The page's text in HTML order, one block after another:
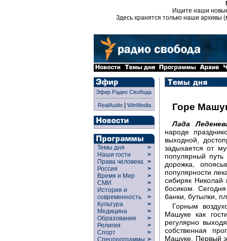
Ищите наши
Здесь хранятся только наши архивы
Эфир Радио Свобода
RealAudio| WinMedia
Темы дня
>
Наши гости
>
Права человека >
Россия
>
Время и Мир
>
СМИ
>
История и
современность
>
>
Культура
>
Медицина
>
Образование
>
Религия
>
Спорт
>
Спецпрограммы >
Горе
Лада
народе
выходной,
задыхается от
популярный
дорожка,
популярности
сибиряк Николай
босиком.
банки, бутылки,
Горным
Машуке как
регулярно
собственная
Машуке. Первый